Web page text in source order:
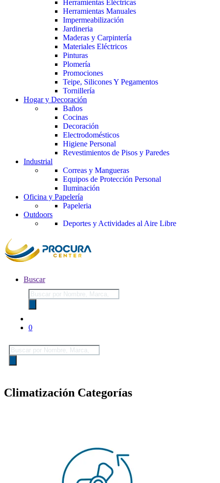
Herramientas Eléctricas
Herramientas Manuales
Impermeabilización
Jardineria
Maderas y Carpintería
Materiales Eléctricos
Pinturas
Plomería
Promociones
Teipe, Silicones Y Pegamentos
Tornillería
Hogar y Decoración
Baños
Cocinas
Decoración
Electrodomésticos
Higiene Personal
Revestimientos de Pisos y Paredes
Industrial
Correas y Mangueras
Equipos de Protección Personal
Iluminación
Oficina y Papelería
Papeleria
Outdoors
Deportes y Actividades al Aire Libre
Buscar
Búsqueda
de
productos
0
Búsqueda
de
productos
Climatización Categorías